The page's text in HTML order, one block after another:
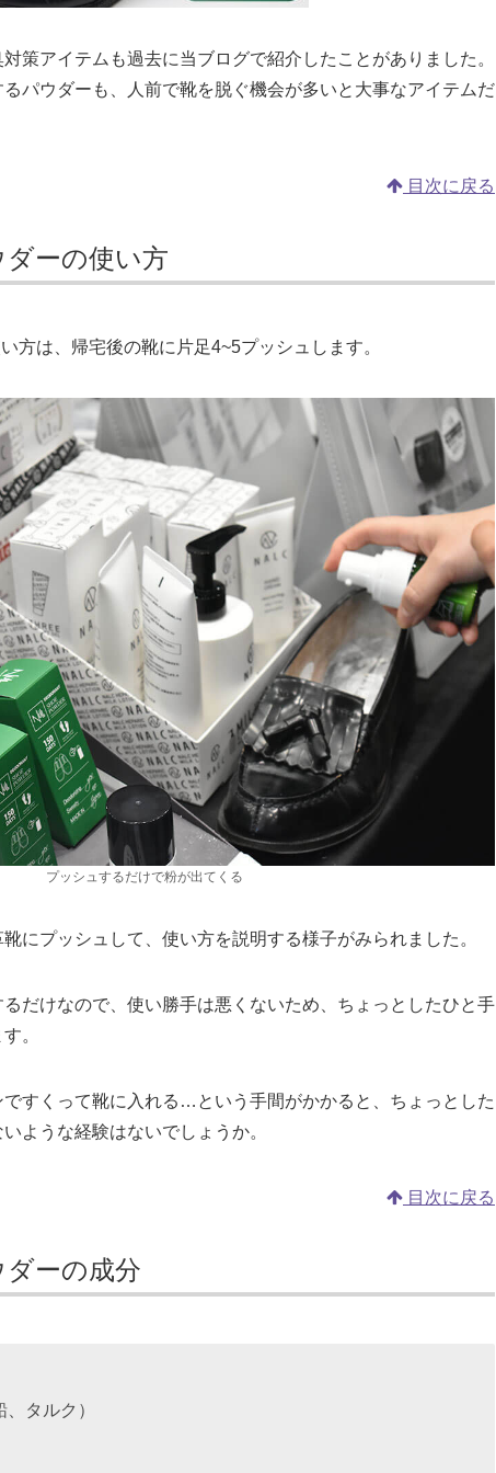
策アイテムも過去に当ブログで紹介したことがありました。
パウダーも、人前で靴を脱ぐ機会が多いと大事なアイテムだ
目次に戻る
ダーの使い方
方は、帰宅後の靴に片足4~5プッシュします。
プッシュするだけで粉が出てくる
にプッシュして、使い方を説明する様子がみられました。
だけなので、使い勝手は悪くないため、ちょっとしたひと手
。
すくって靴に入れる…という手間がかかると、ちょっとした
ような経験はないでしょうか。
目次に戻る
ダーの成分
タルク）